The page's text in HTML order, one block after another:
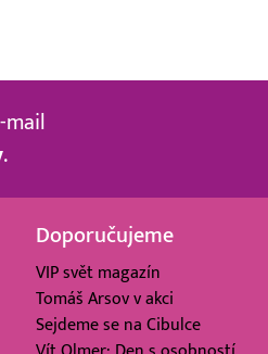
.
Doporučujeme
VIP svět magazín
Tomáš Arsov v akci
Sejdeme se na Cibulce